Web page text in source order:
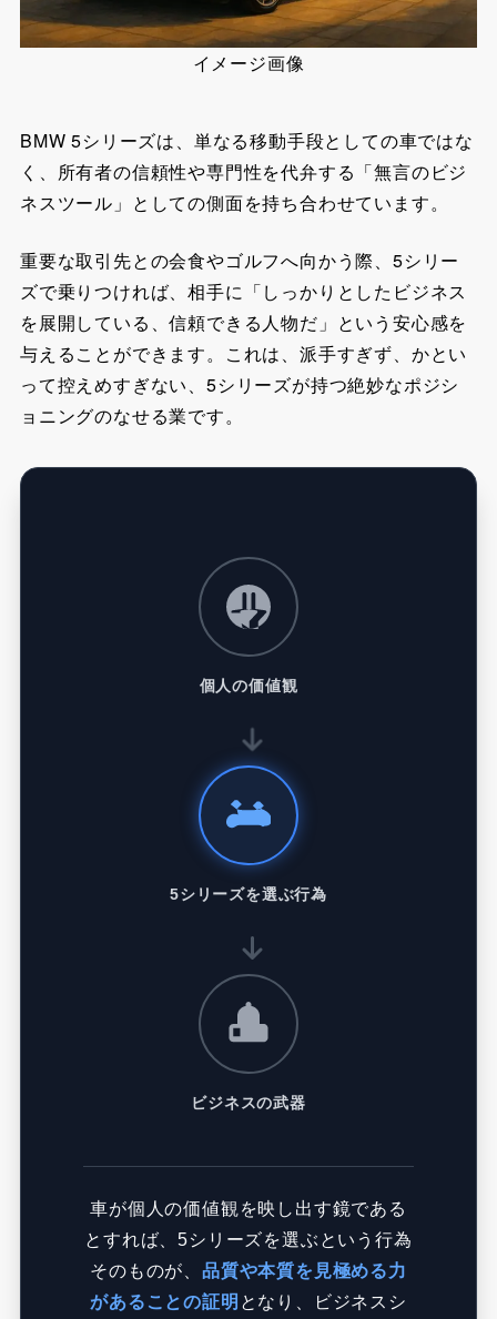
イメージ画像
BMW 5シリーズは、単なる移動手段としての車ではな
く、所有者の信頼性や専門性を代弁する「無言のビジ
ネスツール」としての側面を持ち合わせています。
重要な取引先との会食やゴルフへ向かう際、5シリー
ズで乗りつければ、相手に「しっかりとしたビジネス
を展開している、信頼できる人物だ」という安心感を
与えることができます。これは、派手すぎず、かとい
って控えめすぎない、5シリーズが持つ絶妙なポジシ
ョニングのなせる業です。
個人の価値観
5シリーズを選ぶ行為
ビジネスの武器
車が個人の価値観を映し出す鏡である
とすれば、5シリーズを選ぶという行為
そのものが、 品質や本質を見極める力
があることの証明 となり、ビジネスシ